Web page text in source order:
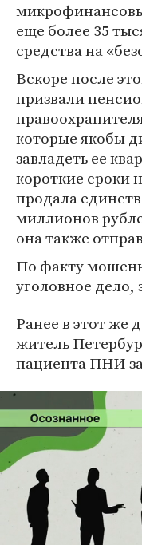
еще более 35
средства на
Вскоре после
призвали
которые якобы
завладеть ее
короткие сроки
продала
миллионов
она также
По факту
уголовное
Ранее в этот же
житель
пациента ПНИ